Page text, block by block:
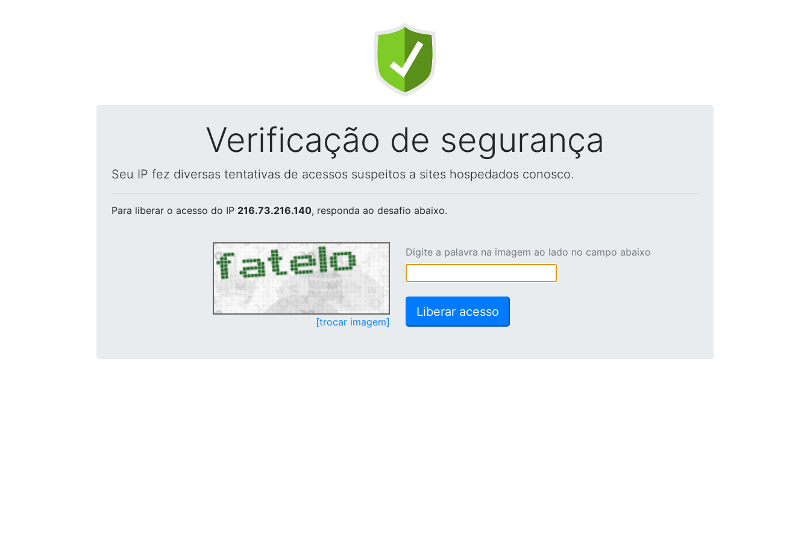
Verificação de segurança
Seu IP fez diversas tentativas de acessos suspeitos a sites hospedados conosco.
Para liberar o acesso do IP 216.73.216.140, responda ao desafio abaixo.
[trocar imagem]
Digite a palavra na imagem ao lado no campo abaixo